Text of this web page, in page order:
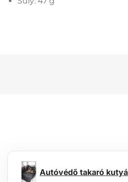
Autóvédő takaró